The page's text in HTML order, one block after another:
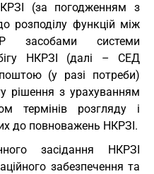
(за погодженням з
розподілу функцій між
засобами системи
НКРЗІ (далі – СЕД
(у разі потреби)
рішення з урахуванням
термінів розгляду і
до повноважень НКРЗІ.
засідання НКРЗІ
забезпечення та